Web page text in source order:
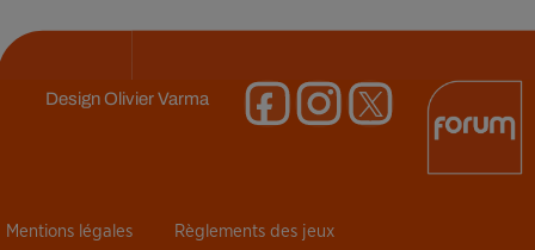
DesignOlivier Varma
Mentions légales Règlements des jeux